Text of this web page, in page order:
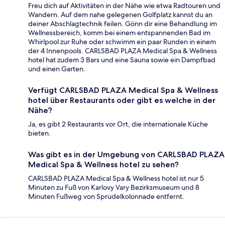
Freu dich auf Aktivitäten in der Nähe wie etwa Radtouren und
Wandern. Auf dem nahe gelegenen Golfplatz kannst du an
deiner Abschlagtechnik feilen. Gönn dir eine Behandlung im
Wellnessbereich, komm bei einem entspannenden Bad im
Whirlpool zur Ruhe oder schwimm ein paar Runden in einem
der 4 Innenpools. CARLSBAD PLAZA Medical Spa & Wellness
hotel hat zudem 3 Bars und eine Sauna sowie ein Dampfbad
und einen Garten.
Verfügt CARLSBAD PLAZA Medical Spa & Wellness
hotel über Restaurants oder gibt es welche in der
Nähe?
Ja, es gibt 2 Restaurants vor Ort, die internationale Küche
bieten.
Was gibt es in der Umgebung von CARLSBAD PLAZA
Medical Spa & Wellness hotel zu sehen?
CARLSBAD PLAZA Medical Spa & Wellness hotel ist nur 5
Minuten zu Fuß von Karlovy Vary Bezirksmuseum und 8
Minuten Fußweg von Sprudelkolonnade entfernt.